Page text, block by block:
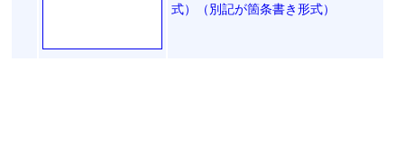
式）（別記が箇条書き形式）